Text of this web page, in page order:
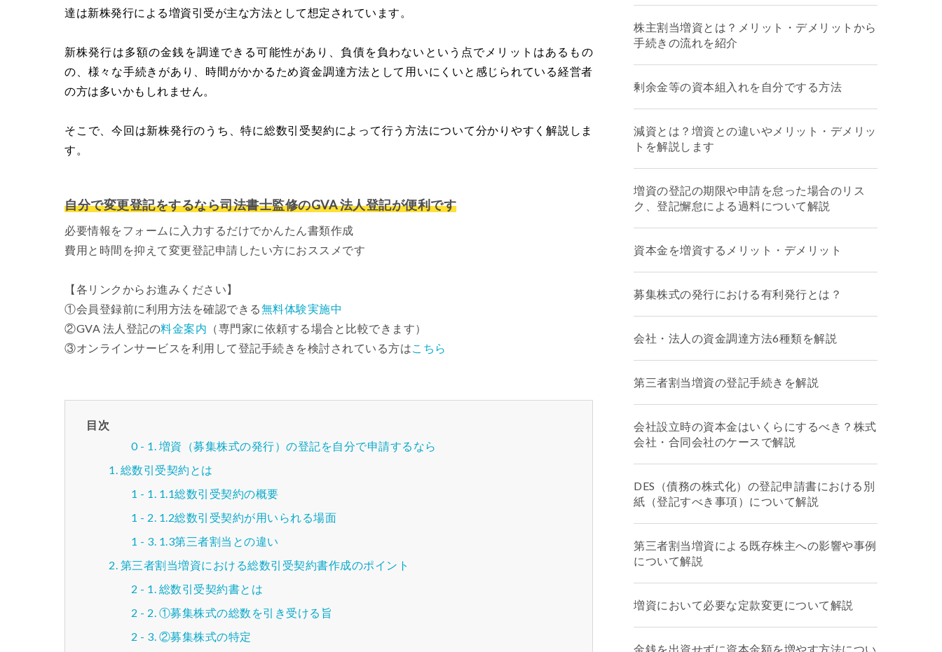
達は新株発行による増資引受が主な方法として想定されています。
新株発行は多額の金銭を調達できる可能性があり、負債を負わないという点でメリットはあるもの
の、様々な手続きがあり、時間がかかるため資金調達方法として用いにくいと感じられている経営者
の方は多いかもしれません。
そこで、今回は新株発行のうち、特に総数引受契約によって行う方法について分かりやすく解説しま
す。
自分で変更登記をするなら司法書士監修のGVA 法人登記が便利です
必要情報をフォームに入力するだけでかんたん書類作成
費用と時間を抑えて変更登記申請したい方におススメです
【各リンクからお進みください】
①会員登録前に利用方法を確認できる無料体験実施中
②GVA 法人登記の料金案内 （専門家に依頼する場合と比較できます）
③オンラインサービスを利用して登記手続きを検討されている方はこちら
目次
増資（募集株式の発行）の登記を自分で申請するなら
総数引受契約とは
1.1総数引受契約の概要
1.2総数引受契約が用いられる場面
1.3第三者割当との違い
第三者割当増資における総数引受契約書作成のポイント
総数引受契約書とは
①募集株式の総数を引き受ける旨
②募集株式の特定
株主割当増資とは？メリット・デメリットから
手続きの流れを紹介
剰余金等の資本組入れを自分でする方法
減資とは？増資との違いやメリット・デメリッ
トを解説します
増資の登記の期限や申請を怠った場合のリス
ク、登記懈怠による過料について解説
資本金を増資するメリット・デメリット
募集株式の発行における有利発行とは？
会社・法人の資金調達方法6種類を解説
第三者割当増資の登記手続きを解説
会社設立時の資本金はいくらにするべき？株式
会社・合同会社のケースで解説
DES（債務の株式化）の登記申請書における別
紙（登記すべき事項）について解説
第三者割当増資による既存株主への影響や事例
について解説
増資において必要な定款変更について解説
金銭を出資せずに資本金額を増やす方法につい